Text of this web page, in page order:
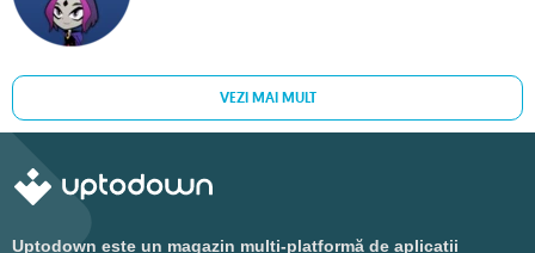
VEZI MAI MULT
Uptodown este un magazin multi-platformă de aplicații